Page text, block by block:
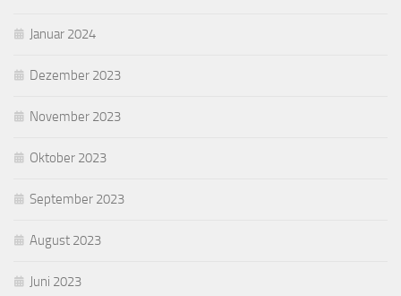
Januar 2024
Dezember 2023
November 2023
Oktober 2023
September 2023
August 2023
Juni 2023